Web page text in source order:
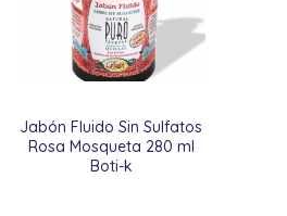
Jabón Fluido Sin Sulfatos
Rosa Mosqueta 280 ml
Boti-k